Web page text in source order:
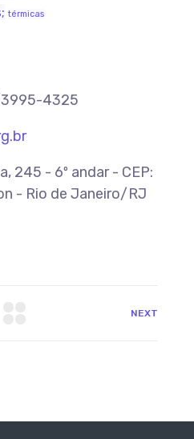
térmicas
4325
245 - 6º andar - CEP:
- Rio de Janeiro/RJ
NEXT